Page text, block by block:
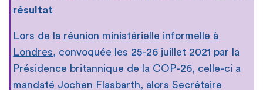
résultat
Lors de la réunion ministérielle informelle à
Londres, convoquée les 25-26 juillet 2021 par la
Présidence britannique de la COP-26, celle-ci a
mandaté Jochen Flasbarth, alors Secrétaire